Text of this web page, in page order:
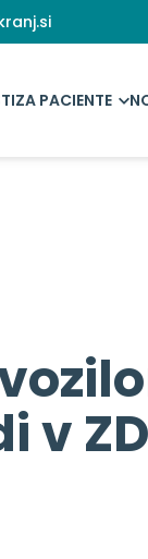
ZA PACIENTE
v